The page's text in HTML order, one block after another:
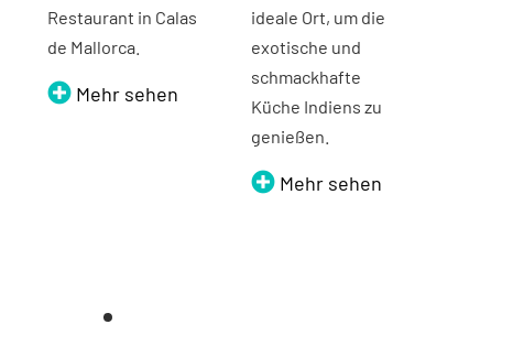
Restaurant in Calas
de Mallorca.
Mehr sehen
ideale Ort, um die
exotische und
schmackhafte
Küche Indiens zu
genießen.
Mehr sehen